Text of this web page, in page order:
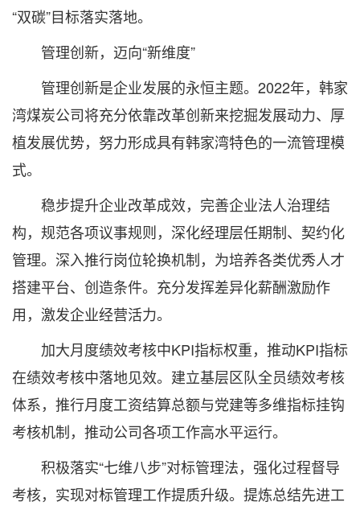
“双碳”目标落实落地。
管理创新，迈向“新维度”
管理创新是企业发展的永恒主题。2022年，韩家
湾煤炭公司将充分依靠改革创新来挖掘发展动力、厚
植发展优势，努力形成具有韩家湾特色的一流管理模
式。
稳步提升企业改革成效，完善企业法人治理结
构，规范各项议事规则，深化经理层任期制、契约化
管理。深入推行岗位轮换机制，为培养各类优秀人才
搭建平台、创造条件。充分发挥差异化薪酬激励作
用，激发企业经营活力。
加大月度绩效考核中KPI指标权重，推动KPI指标
在绩效考核中落地见效。建立基层区队全员绩效考核
体系，推行月度工资结算总额与党建等多维指标挂钩
考核机制，推动公司各项工作高水平运行。
积极落实“七维八步”对标管理法，强化过程督导
考核，实现对标管理工作提质升级。提炼总结先进工